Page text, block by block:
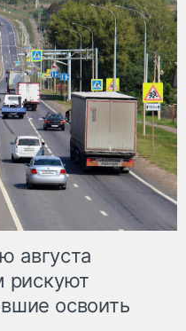
августа
рискуют
освоить